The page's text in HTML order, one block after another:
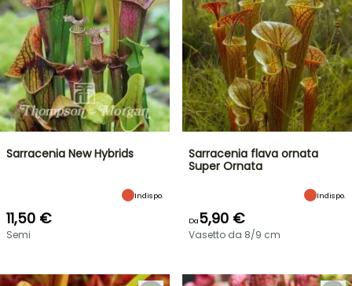
Sarracenia New Hybrids
Indispo.
11,50 €
Semi
Sarracenia flava ornata
Super Ornata
Indispo.
Da5,90 €
Vasetto da 8/9 cm